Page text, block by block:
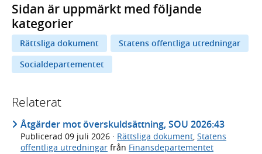
Sidan är uppmärkt med följande
kategorier
Rättsliga dokument
Statens offentliga utredningar
Socialdepartementet
Relaterat
Åtgärder mot överskuldsättning, SOU 2026:43
Publicerad 09 juli 2026 · Rättsliga dokument, Statens
offentliga utredningar från Finansdepartementet